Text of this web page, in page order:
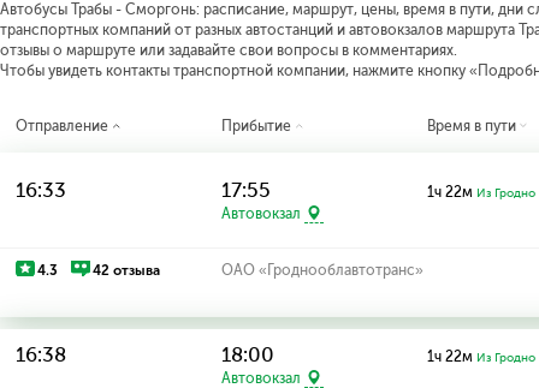
Автобусы Трабы - Сморгонь: расписание, маршрут, цены, время в пути, дни
транспортных компаний от разных автостанций и автовокзалов маршрута
отзывы о маршруте или задавайте свои вопросы в комментариях.
Чтобы увидеть контакты транспортной компании, нажмите кнопку
Отправление Прибытие Время в пути
16:33 17:55
Автовокзал
1ч 22м Из Гродно
4.3 42 отзыва ОАО «Гроднооблавтотранс»
16:38 18:00
Автовокзал
1ч 22м Из Гродно